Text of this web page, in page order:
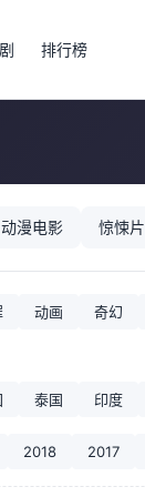
排行榜
动漫电影 惊悚片
动画 奇幻
泰国 印度
2018 2017